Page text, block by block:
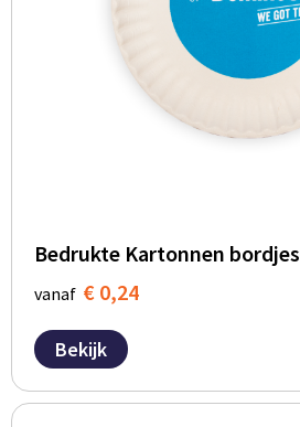
Bedrukte Kartonnen bordjes
vanaf € 0,24
Bekijk